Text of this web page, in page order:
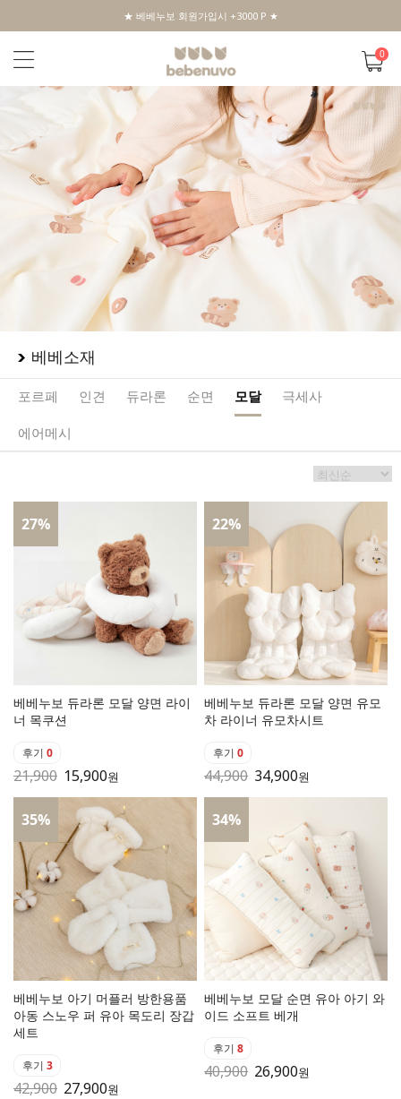
★ 베베누보 회원가입시 +3000 P ★
0
베베소재
포르페 인견 듀라론 순면 모달 극세사
에어메시
27%
베베누보 듀라론 모달 양면 라이
너 목쿠션
후기 0
21,900 15,900원
22%
베베누보 듀라론 모달 양면 유모
차 라이너 유모차시트
후기 0
44,900 34,900원
35%
베베누보 아기 머플러 방한용품
아동 스노우 퍼 유아 목도리 장갑
세트
후기 3
42,900 27,900원
34%
베베누보 모달 순면 유아 아기 와
이드 소프트 베개
후기 8
40,900 26,900원